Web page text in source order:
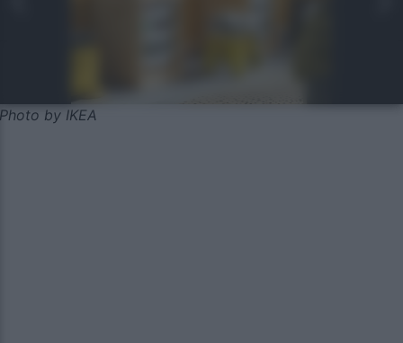
Photo by IKEA